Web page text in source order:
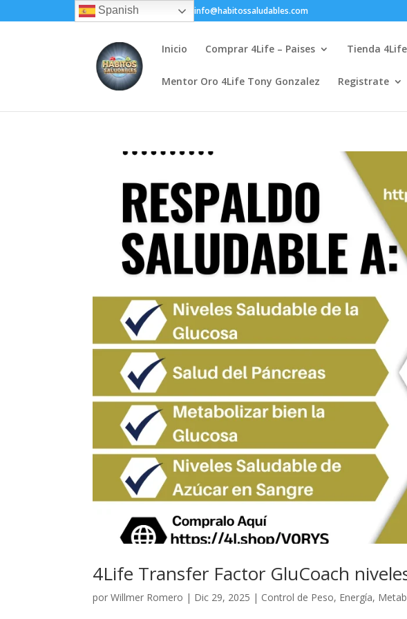
+(505) 8200-1450 info@habitossaludables.com
Inicio Comprar 4Life – Paises Tienda
Mentor Oro 4Life Tony Gonzalez Registrate
4Life Transfer Factor GluCoach
porWillmer Romero | Dic 29, 2025 | Control de Peso, Energía,
Spanish